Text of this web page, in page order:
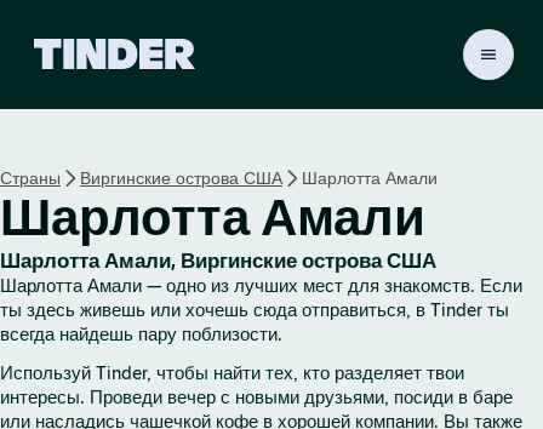
а
я
с
т
р
а
н
ц
а
Страны Виргинские острова США Шарлотта Амали
Шарлотта Амали
Шарлотта Амали, Виргинские острова США
Шарлотта Амали — одно из лучших мест для знакомств. Если
ты здесь живешь или хочешь сюда отправиться, в Tinder ты
всегда найдешь пару поблизости.
Используй Tinder, чтобы найти тех, кто разделяет твои
интересы. Проведи вечер с новыми друзьями, посиди в баре
или насладись чашечкой кофе в хорошей компании. Вы также